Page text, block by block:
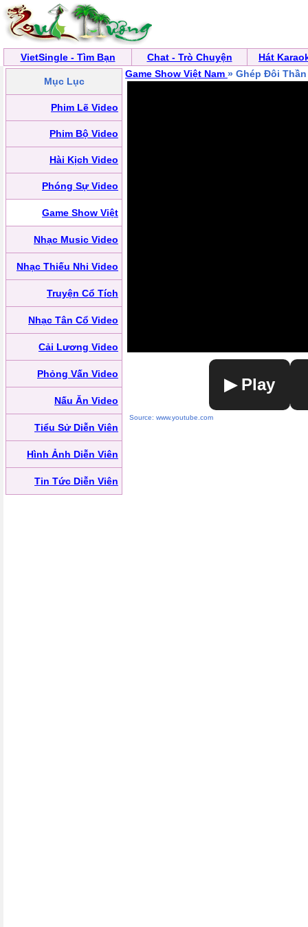
VietSingle - Tìm Bạn Chat - Trò Chuyện Hát
Mục Lục
Phim Lẽ Video
Phim Bộ Video
Hài Kịch Video
Phóng Sự Video
Game Show Việt
Nhạc Music Video
Nhạc Thiếu Nhi Video
Truyện Cổ Tích
Nhạc Tân Cổ Video
Cải Lương Video
Phỏng Vấn Video
Nấu Ăn Video
Tiểu Sử Diễn Viên
Hình Ảnh Diễn Viên
Tin Tức Diễn Viên
Game Show Việt Nam » Ghép Đôi
▶ Play
Source: www.youtube.com